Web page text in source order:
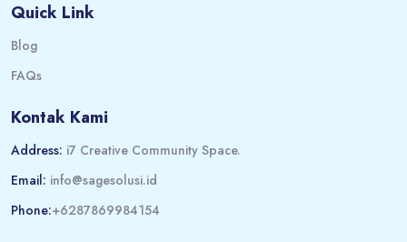
Quick Link
Blog
FAQs
Kontak Kami
Address: i7 Creative Community Space.
Email: info@sagesolusi.id
Phone:+6287869984154